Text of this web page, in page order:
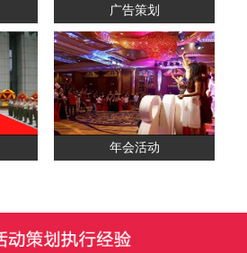
广告策划
年会活动